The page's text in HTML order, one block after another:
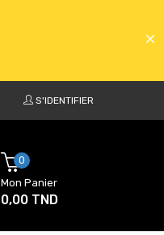
S'IDENTIFIER
0
Mon Panier
0,00 TND